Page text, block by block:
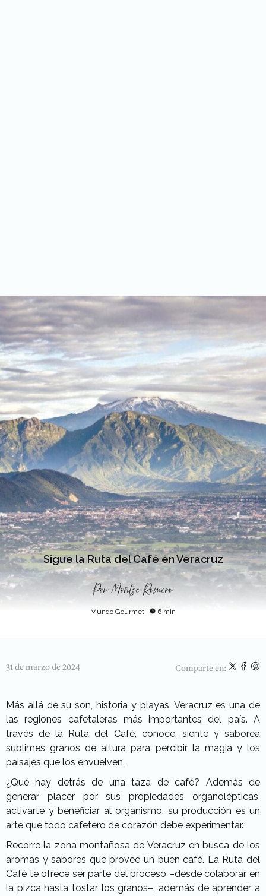
Sigue la Ruta del Café en Veracruz
Por Montse Romero
Mundo Gourmet 6 min
31 de marzo de 2024 Comparte en:
Más allá de su son, historia y playas, Veracruz es una de
las regiones cafetaleras más importantes del país. A
través de la Ruta del Café, conoce, siente y saborea
sublimes granos de altura para percibir la magia y los
paisajes que los envuelven.
¿Qué hay detrás de una taza de café? Además de
generar placer por sus propiedades organolépticas,
activarte y beneficiar al organismo, su producción es un
arte que todo cafetero de corazón debe experimentar.
Recorre la zona montañosa de Veracruz en busca de los
aromas y sabores que provee un buen café. La Ruta del
Café te ofrece ser parte del proceso –desde colaborar en
la pizca hasta tostar los granos–, además de aprender a